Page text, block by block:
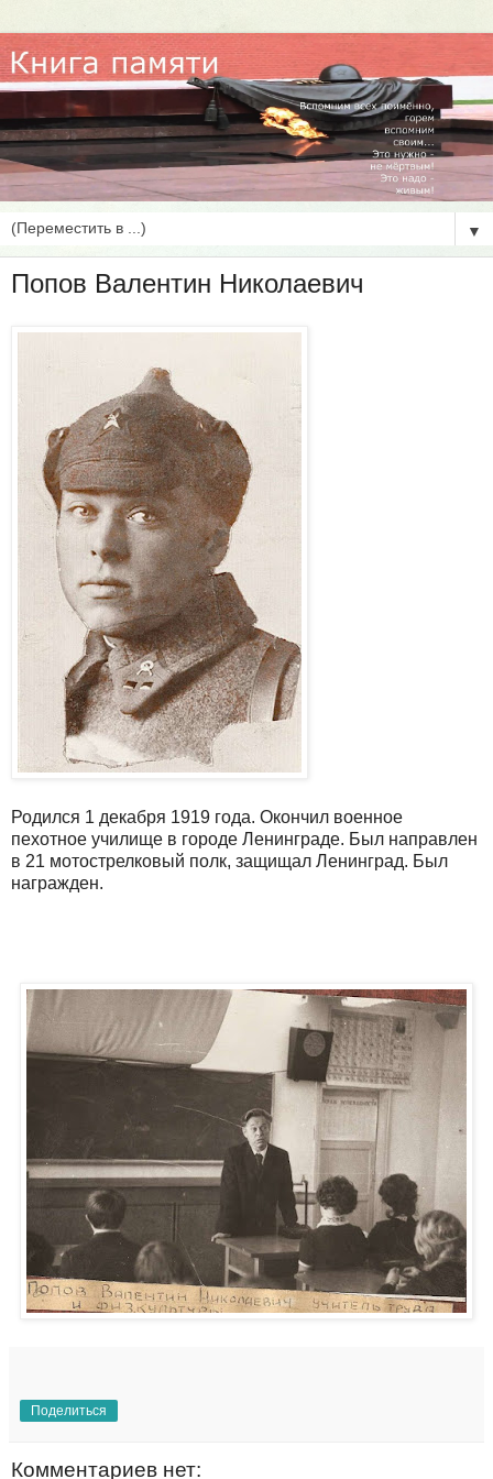
▼
Попов Валентин Николаевич
Родился 1 декабря 1919 года. Окончил военное
пехотное училище в городе Ленинграде. Был направлен
в 21 мотострелковый полк, защищал Ленинград. Был
награжден.
Поделиться
Комментариев нет: